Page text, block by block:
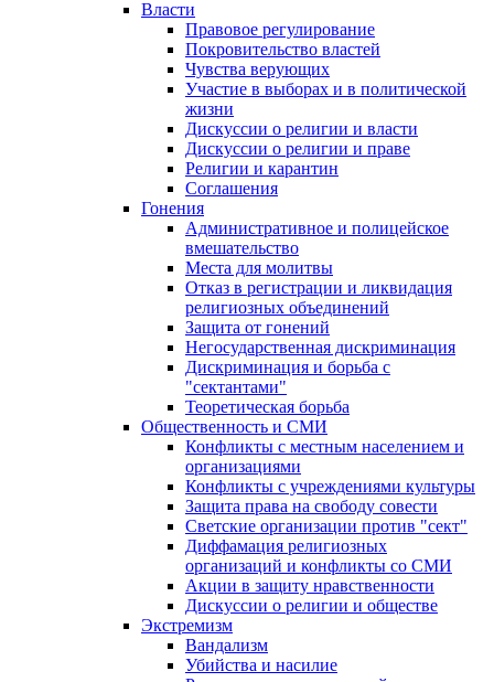
Власти
Правовое регулирование
Покровительство властей
Чувства верующих
Участие в выборах и в политической
жизни
Дискуссии о религии и власти
Дискуссии о религии и праве
Религии и карантин
Соглашения
Гонения
Административное и полицейское
вмешательство
Места для молитвы
Отказ в регистрации и ликвидация
религиозных объединений
Защита от гонений
Негосударственная дискриминация
Дискриминация и борьба с
"сектантами"
Теоретическая борьба
Общественность и СМИ
Конфликты с местным населением и
организациями
Конфликты с учреждениями культуры
Защита права на свободу совести
Светские организации против "сект"
Диффамация религиозных
организаций и конфликты со СМИ
Акции в защиту нравственности
Дискуссии о религии и обществе
Экстремизм
Вандализм
Убийства и насилие